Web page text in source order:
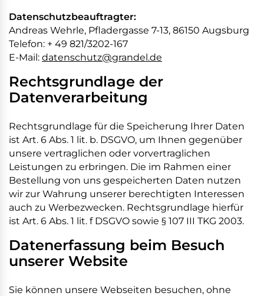
Datenschutzbeauftragter:
Andreas Wehrle, Pfladergasse 7-13, 86150 Augsburg
Telefon: + 49 821/3202-167
E-Mail: datenschutz@grandel.de
Rechtsgrundlage der
Datenverarbeitung
Rechtsgrundlage für die Speicherung Ihrer Daten
ist Art. 6 Abs. 1 lit. b. DSGVO, um Ihnen gegenüber
unsere vertraglichen oder vorvertraglichen
Leistungen zu erbringen. Die im Rahmen einer
Bestellung von uns gespeicherten Daten nutzen
wir zur Wahrung unserer berechtigten Interessen
auch zu Werbezwecken. Rechtsgrundlage hierfür
ist Art. 6 Abs. 1 lit. f DSGVO sowie § 107 III TKG 2003.
Datenerfassung beim Besuch
unserer Website
Sie können unsere Webseiten besuchen, ohne